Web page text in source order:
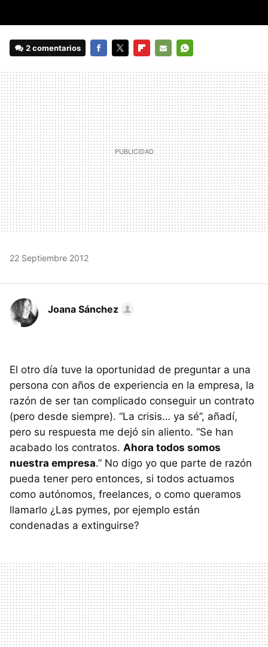
2 comentarios
MAIL
22 Septiembre 2012
Joana Sánchez
El otro día tuve la oportunidad de preguntar a una
persona con años de experiencia en la empresa, la
razón de ser tan complicado conseguir un contrato
(pero desde siempre). “La crisis… ya sé”, añadí,
pero su respuesta me dejó sin aliento. “Se han
acabado los contratos. Ahora todos somos
nuestra empresa.” No digo yo que parte de razón
pueda tener pero entonces, si todos actuamos
como autónomos, freelances, o como queramos
llamarlo ¿Las pymes, por ejemplo están
condenadas a extinguirse?